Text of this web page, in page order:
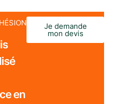
en
Je demande
mon devis